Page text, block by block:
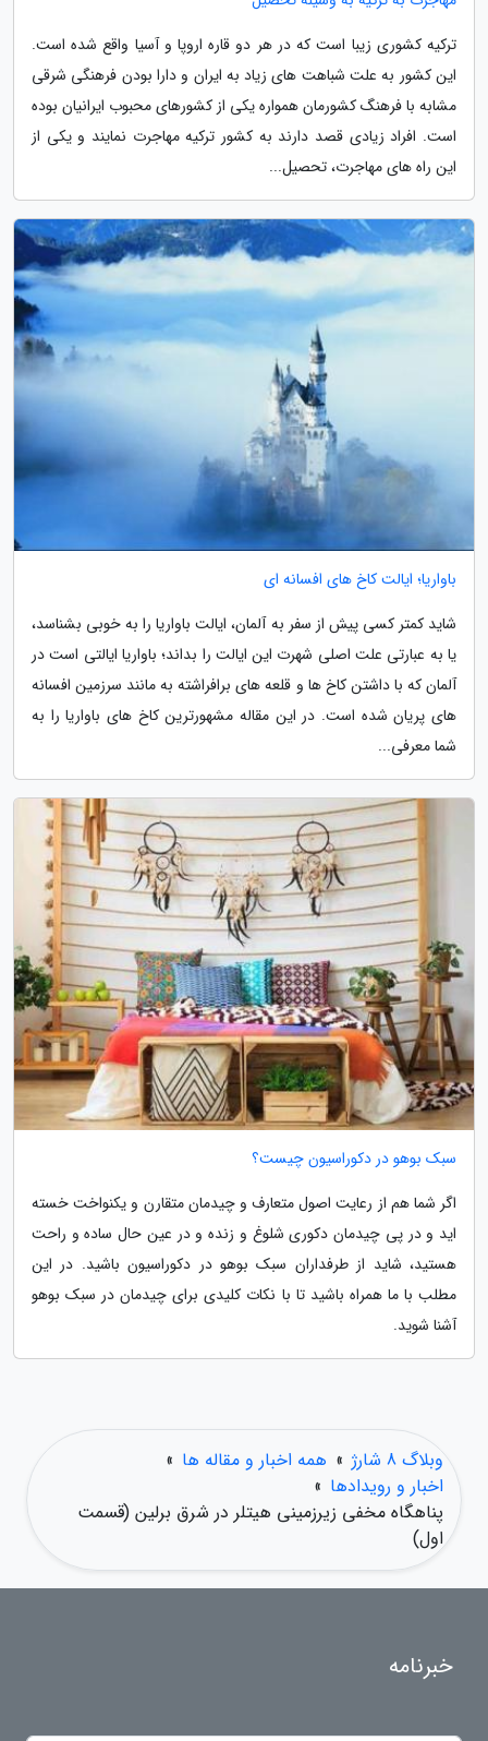
ترکیه کشوری زیبا است که در هر دو قاره اروپا و آسیا واقع شده است.
این کشور به علت شباهت های زیاد به ایران و دارا بودن فرهنگی شرقی
مشابه با فرهنگ کشورمان همواره یکی از کشورهای محبوب ایرانیان بوده
است. افراد زیادی قصد دارند به کشور ترکیه مهاجرت نمایند و یکی از
این راه های مهاجرت، تحصیل...
باواریا؛ ایالت کاخ های افسانه ای
شاید کمتر کسی پیش از سفر به آلمان، ایالت باواریا را به خوبی بشناسد،
یا به عبارتی علت اصلی شهرت این ایالت را بداند؛ باواریا ایالتی است در
آلمان که با داشتن کاخ ها و قلعه های برافراشته به مانند سرزمین افسانه
های پریان شده است. در این مقاله مشهورترین کاخ های باواریا را به
شما معرفی...
سبک بوهو در دکوراسیون چیست؟
اگر شما هم از رعایت اصول متعارف و چیدمان متقارن و یکنواخت خسته
اید و در پی چیدمان دکوری شلوغ و زنده و در عین حال ساده و راحت
هستید، شاید از طرفداران سبک بوهو در دکوراسیون باشید. در این
مطلب با ما همراه باشید تا با نکات کلیدی برای چیدمان در سبک بوهو
آشنا شوید.
وبلاگ 8 شارژ » همه اخبار و مقاله ها »
اخبار و رویدادها »
پناهگاه مخفی زیرزمینی هیتلر در شرق برلین (قسمت
اول)
خبرنامه